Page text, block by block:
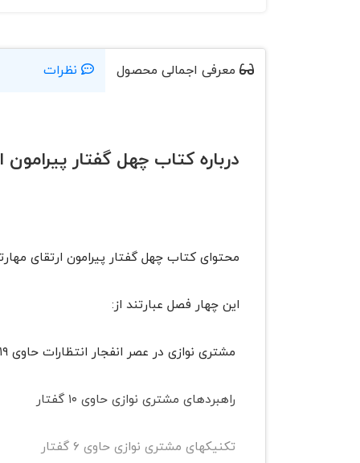
معرفی اجمالی محصول نظرات
درباره کتاب چهل گفتار
محتوای کتاب چهل گفتار پیرامون ارتقای مهارتهای مشتری
این چهار فصل عبارتند از:
مشتری نوازی در عصر انفجار انتظارات حاوی ۱۹ گفتار
راهبردهای مشتری نوازی حاوی ۱۰ گفتار
تکنیکهای مشتری نوازی حاوی ۶ گفتار